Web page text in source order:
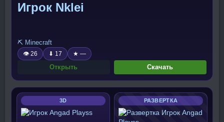
Игрок Nklei
⛏️ Minecraft
👁 26 ⬇ 17 ★ —
Открыть Скачать
3D РАЗВЕРТКА